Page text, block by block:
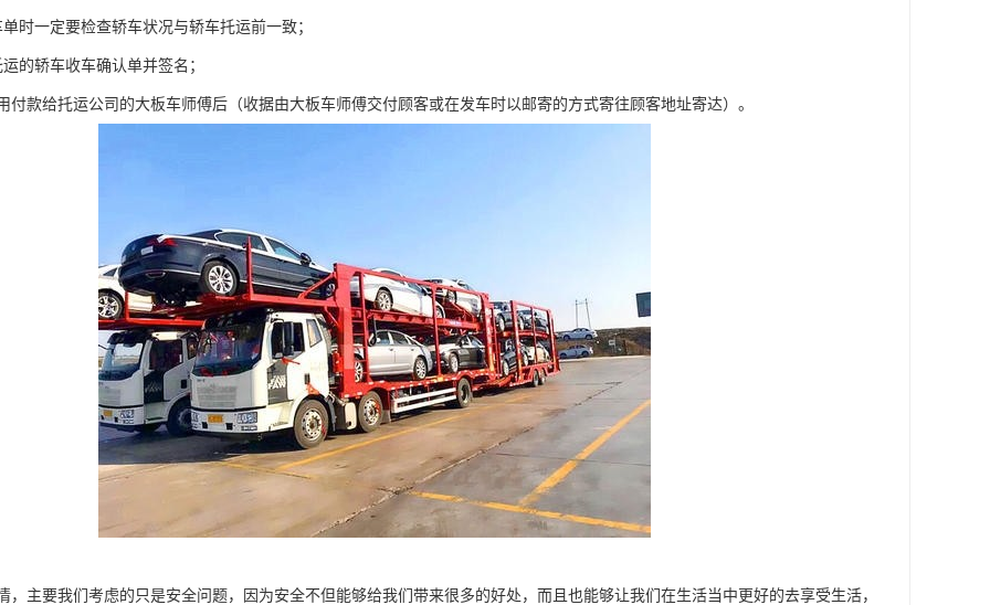
时一定要检查轿车状况与轿车托运前一致；
的轿车收车确认单并签名；
付款给托运公司的大板车师傅后（收据由大板车师傅交付顾客或在发车时以邮寄的方式寄往顾客地址寄达）。
，主要我们考虑的只是安全问题，因为安全不但能够给我们带来很多的好处，而且也能够让我们在生活当中更好的去享受生活，